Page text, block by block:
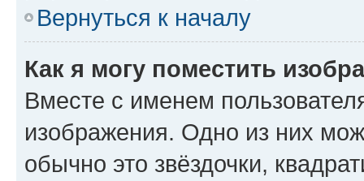
Вернуться к началу
Как я могу поместить
Вместе с именем
изображения. Одно из них
обычно это звёздочки,